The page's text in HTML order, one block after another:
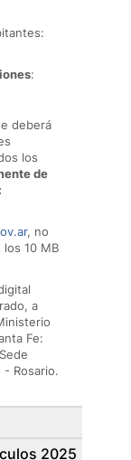
:
deberá
los
de
, no
10 MB
a
Fe:
- Rosario.
2025